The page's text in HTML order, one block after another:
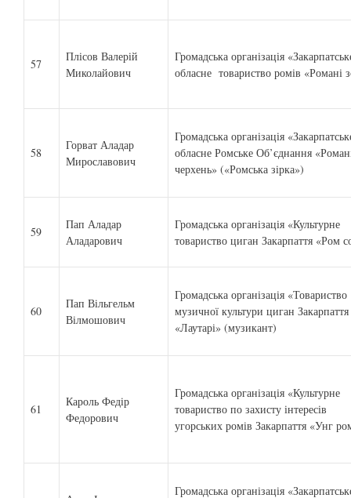
57
Плісов Валерій
Миколайович
Громадська організація
обласне товариство ромів «Романі
58
Горват Аладар
Мирославович
Громадська організація
обласне Ромське Об’єднання
черхень» («Ромська зірка»)
59
Пап Аладар
Аладарович
Громадська організація «Культурне
товариство циган Закарпаття «Ром
60
Пап Вільгельм
Вілмошович
Громадська організація «Товариство
музичної культури циган Закарпаття
«Лаутарі» (музикант)
61
Кароль Федір
Федорович
Громадська організація «Культурне
товариство по захисту інтересів
угорських ромів Закарпаття «Унг
Громадська організація